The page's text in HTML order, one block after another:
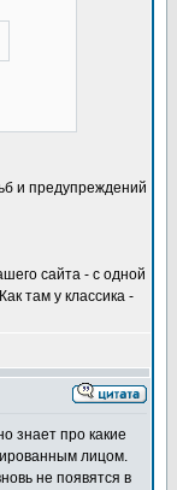
и предупреждений
сайта - с одной
там у классика -
знает про какие
лицом.
не появятся в